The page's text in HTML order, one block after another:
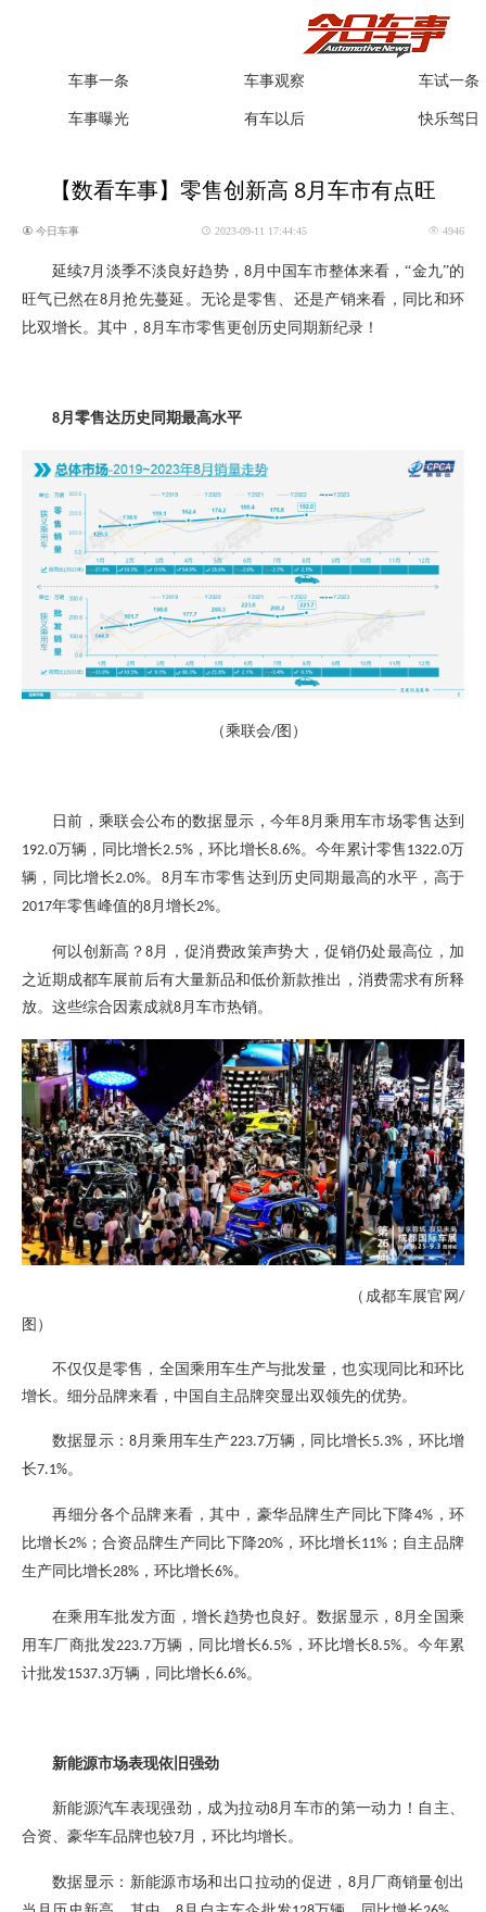
车事一条 车事观察
车试一条
车事曝光
有车以后 快乐驾日
【数看车事】零售创新高 8月车市有点旺
今日车事 2023-09-11 17:44:45 4946
延续7月淡季不淡良好趋势， 8月中国车市整体来看，“金九”的
旺气已然在8月抢先蔓延。无论是零售、还是产销来看，同比和环
比双增长。其中， 8月车市零售更创历史同期新纪录！
8月零售达历史同期最高水平
（乘联会/图）
日前，乘联会公布的数据显示，今年8月乘用车市场零售达到
192.0万辆，同比增长2.5% ，环比增长8.6%。今年累计零售1322.0万
辆，同比增长2.0%。 8月车市零售达到历史同期最高的水平，高于
2017年零售峰值的8月增长2%。
何以创新高？8月，促消费政策声势大，促销仍处最高位，加
之近期成都车展前后有大量新品和低价新款推出，消费需求有所释
放。这些综合因素成就8月车市热销。
（成都车展官网 /
图）
不仅仅是零售，全国乘用车生产与批发量，也实现同比和环比
增长。细分品牌来看，中国自主品牌突显出双领先的优势。
数据显示：8月乘用车生产223.7万辆，同比增长5.3% ，环比增
长7.1%。
再细分各个品牌来看，其中 ， 豪华品牌生产同比下降4%，环
比增长2%；合资品牌生产同比下降20% ，环比增长11%；自主品牌
生产同比增长28% ，环比增长6%。
在乘用车批发方面，增长趋势也良好。数据显示， 8月全国乘
用车厂商批发223.7万辆，同比增长6.5% ，环比增长8.5%。今年累
计批发1537.3万辆，同比增长6.6%。
新能源市场表现依旧强劲
新能源汽车表现强劲，成为拉动8月车市的第一动力！自主、
合资、豪华车品牌也较7月，环比均增长。
数据显示： 新能源市场和出口拉动的促进， 8月厂商销量创出